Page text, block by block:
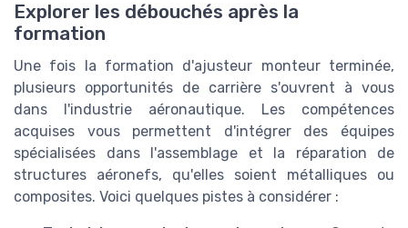
Explorer les débouchés après la
formation
Une fois la formation d'ajusteur monteur terminée,
plusieurs opportunités de carrière s'ouvrent à vous
dans l'industrie aéronautique. Les compétences
acquises vous permettent d'intégrer des équipes
spécialisées dans l'assemblage et la réparation de
structures aéronefs, qu'elles soient métalliques ou
composites. Voici quelques pistes à considérer :